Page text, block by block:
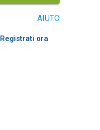
AIUTO
Registrati ora